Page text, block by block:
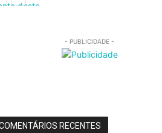
- PUBLICIDADE -
RECENTES